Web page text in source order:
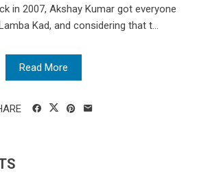
in 2007, Akshay Kumar got everyone
Kad, and considering that t...
Read More